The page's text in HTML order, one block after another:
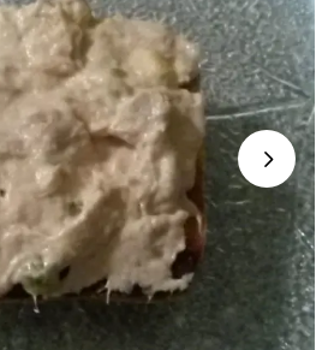
Next